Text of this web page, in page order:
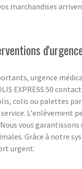
marchandises
urgence
EXPRESS 50
colis ou palettes
L'enlèvement
vous
Grâce à notre
urgent.